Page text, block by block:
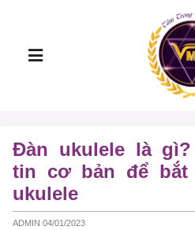
Đàn ukulele là
tin cơ bản để bắt
ukulele
ADMIN 04/01/2023